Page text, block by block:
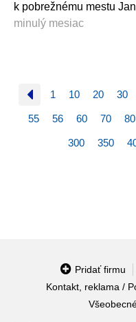
k pobrežnému mestu
minulý mesiac
1 10 20 30
55 56 60 70 80
300 350
Pridať firmu
Kontakt, reklama /